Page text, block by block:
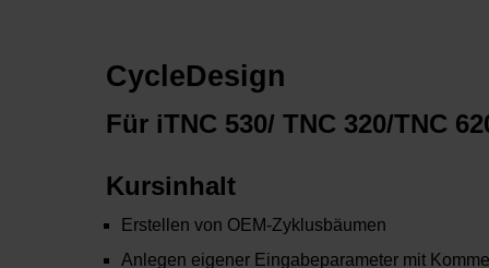
CycleDesign
Für iTNC 530/ TNC 320/TNC
Kursinhalt
Erstellen von OEM-Zyklusbäumen
Anlegen eigener Eingabeparameter mit